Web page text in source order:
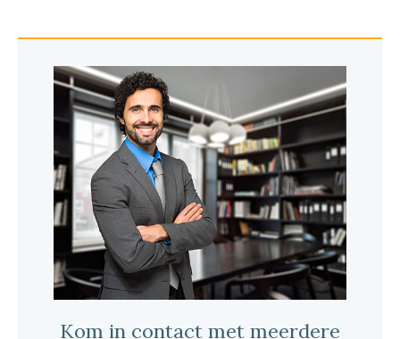
Kom in contact met meerdere